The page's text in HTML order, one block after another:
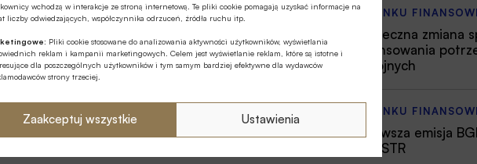
wchodzą w interakcje ze stroną internetową. Te pliki cookie pomagają uzyskać informacje na
liczby odwiedzających, współczynnika odrzuceń, źródła ruchu itp.
Pliki cookie stosowane do analizowania aktywności użytkowników, wyświetlania
reklam i kampanii marketingowych. Celem jest wyświetlanie reklam, które są istotne i
dla poszczególnych użytkowników i tym samym bardziej efektywne dla wydawców
strony trzeciej.
Zaakceptuj wszystkie Ustawienia
Z RYNKU
Konieczna zmiana
finansowania
zbrojnych
Z RYNKU
Pierwsza emisja
POLSTR